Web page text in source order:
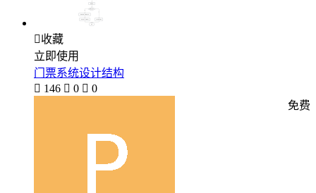
收藏
立即使用
门票系统设计结构
 146  0  0
免费